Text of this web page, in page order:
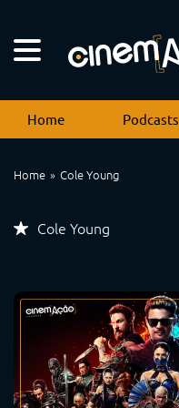
Home Podcasts
Home Cole Young
Cole Young